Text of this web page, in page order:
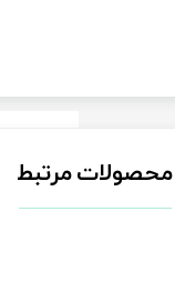
محصولات مرتبط